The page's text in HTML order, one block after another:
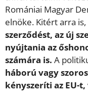
Romániai Magyar
elnöke. Kitért arra is,
szerződést, az új
nyújtania az
számára is. A
háború vagy
kényszeríti az EU-